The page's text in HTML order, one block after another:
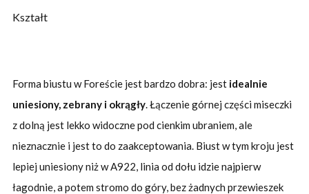
Kształt
Forma biustu w Foreście jest bardzo dobra: jest idealnie
uniesiony, zebrany i okrągły. Łączenie górnej części miseczki
z dolną jest lekko widoczne pod cienkim ubraniem, ale
nieznacznie i jest to do zaakceptowania. Biust w tym kroju jest
lepiej uniesiony niż w A922, linia od dołu idzie najpierw
łagodnie, a potem stromo do góry, bez żadnych przewieszek